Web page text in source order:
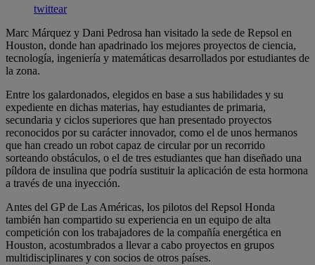
twittear
Marc Márquez y Dani Pedrosa han visitado la sede de Repsol en
Houston, donde han apadrinado los mejores proyectos de ciencia,
tecnología, ingeniería y matemáticas desarrollados por estudiantes de
la zona.
Entre los galardonados, elegidos en base a sus habilidades y su
expediente en dichas materias, hay estudiantes de primaria,
secundaria y ciclos superiores que han presentado proyectos
reconocidos por su carácter innovador, como el de unos hermanos
que han creado un robot capaz de circular por un recorrido
sorteando obstáculos, o el de tres estudiantes que han diseñado una
píldora de insulina que podría sustituir la aplicación de esta hormona
a través de una inyección.
Antes del GP de Las Américas, los pilotos del Repsol Honda
también han compartido su experiencia en un equipo de alta
competición con los trabajadores de la compañía energética en
Houston, acostumbrados a llevar a cabo proyectos en grupos
multidisciplinares y con socios de otros países.